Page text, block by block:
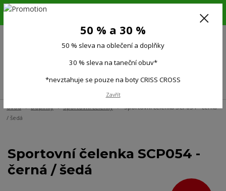
6.-16.8.26. DOVOLENÁ !!! 50 % SLEVA na všechno oblečení a doplňky !!!
(Po-Pá 9:00-15.00)
Úvod Doplňky Sportovní čelenky
Sportovní čelenka SCP054 - černá
/ šedá
Sportovní čelenka SCP054 -
černá / šedá
50 % a 30 %
50 % sleva na oblečení a doplňky
30 % sleva na taneční obuv*
*nevztahuje se pouze na boty CRISS CROSS
Zavřít